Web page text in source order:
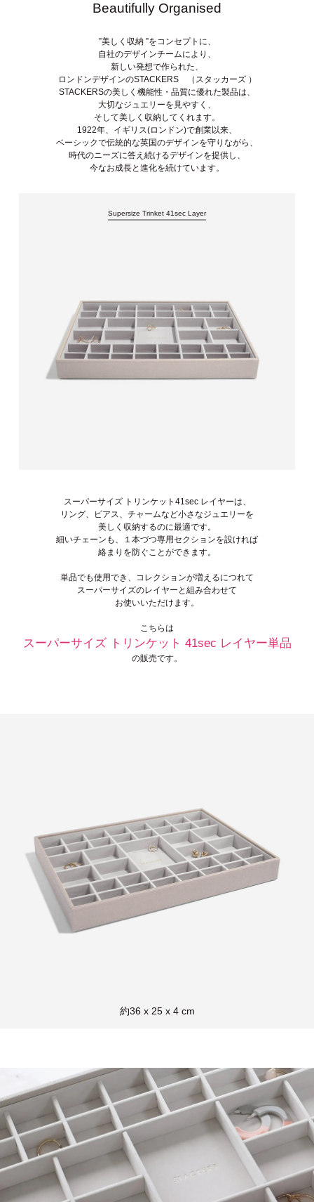
Beautifully Organised
”美しく収納 ”をコンセプトに、
自社のデザインチームにより、
新しい発想で作られた、
ロンドンデザインのSTACKERS （スタッカーズ ）
STACKERSの美しく機能性・品質に優れた製品は、
大切なジュエリーを見やすく、
そして美しく収納してくれます。
1922年、イギリス(ロンドン)で創業以来、
ベーシックで伝統的な英国のデザインを守りながら、
時代のニーズに答え続けるデザインを提供し、
今なお成長と進化を続けています。
Supersize Trinket 41sec Layer
スーパーサイズ トリンケット41sec レイヤーは、
リング、ピアス、チャームなど小さなジュエリーを
美しく収納するのに最適です。
細いチェーンも、１本づつ専用セクションを設ければ
絡まりを防ぐことができます。
単品でも使用でき、コレクションが増えるにつれて
スーパーサイズのレイヤーと組み合わせて
お使いいただけます。
こちらは
スーパーサイズ トリンケット 41sec レイヤー単品
の販売です。
約36 x 25 x 4 cm